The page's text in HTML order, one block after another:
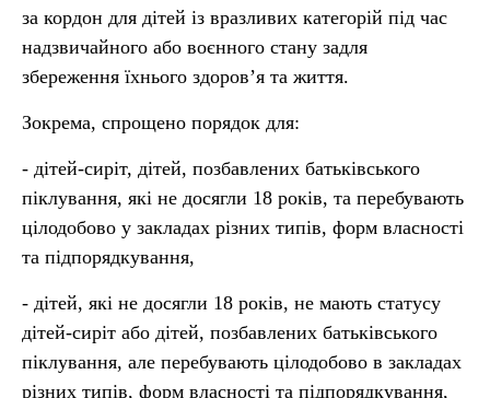
за кордон для дітей із вразливих категорій під час
надзвичайного або воєнного стану задля
збереження їхнього здоров’я та життя.
Зокрема, спрощено порядок для:
- дітей-сиріт, дітей, позбавлених батьківського
піклування, які не досягли 18 років, та перебувають
цілодобово у закладах різних типів, форм власності
та підпорядкування,
- дітей, які не досягли 18 років, не мають статусу
дітей-сиріт або дітей, позбавлених батьківського
піклування, але перебувають цілодобово в закладах
різних типів, форм власності та підпорядкування,